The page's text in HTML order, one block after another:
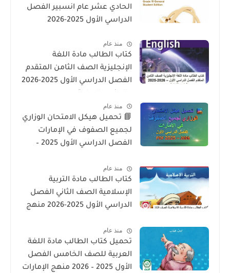
الحادي عشر عام انسبير الفصل
الدراسي الأول 2025-2026
منذ عام
كتاب الطالب مادة اللغة
الإنجليزية الصف الثامن المتقدم
الفصل الدراسي الأول 2025-2026
منذ عام
📘 تحميل هيكل الامتحان الوزاري
لجميع الصفوف في الإمارات
الفصل الدراسي الأول 2025 –
منذ عام
كتاب الطالب مادة التربية
الإسلامية الصف الثاني الفصل
الدراسي الأول 2025-2026 منهج
منذ عام
تحميل كتاب الطالب مادة اللغة
العربية للصف الخامس الفصل
الأول 2025 – 2026 منهج الإمارات